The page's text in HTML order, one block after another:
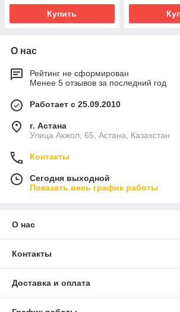
Купить
О нас
Рейтинг не сформирован
Менее 5 отзывов за последний год
Работает с 25.09.2010
г. Астана
Улица Акжол, 65, Астана, Казахстан
Контакты
Сегодня выходной
Показать весь график работы
О нас
Контакты
Доставка и оплата